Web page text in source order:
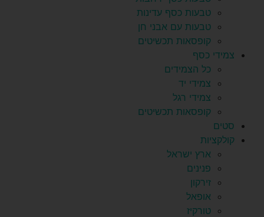
טבעות כסף עדינות
טבעות עם אבני חן
קופסאות תכשיטים
צמידי כסף
כל הצמידים
צמידי יד
צמידי רגל
קופסאות תכשיטים
סטים
קולקציות
ארץ ישראל
פנינים
זירקון
אופאל
טורקיז